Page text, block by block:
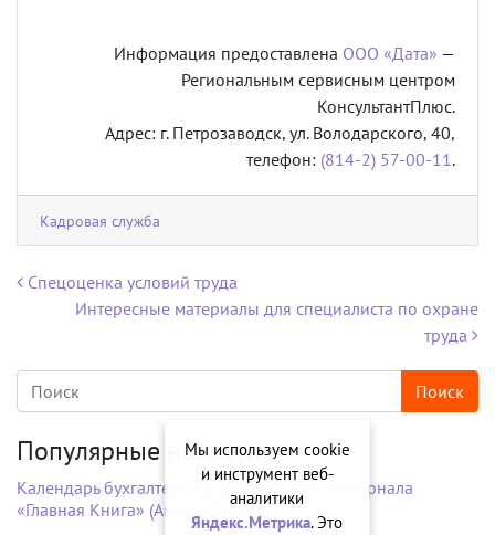
Информация предоставлена ООО «Дата» —
Региональным сервисным центром
КонсультантПлюс.
Адрес: г. Петрозаводск, ул. Володарского, 40,
телефон: (814-2) 57-00-11.
Кадровая служба
Навигация по записям
Спецоценка условий труда
Интересные материалы для специалиста по охране
труда
Популярные новости
Календарь бухгалтера на рабочий стол от журнала
«Главная Книга» (Август 2026 г.)
Мы используем cookie
и инструмент веб-
аналитики
Яндекс.Метрика. Это